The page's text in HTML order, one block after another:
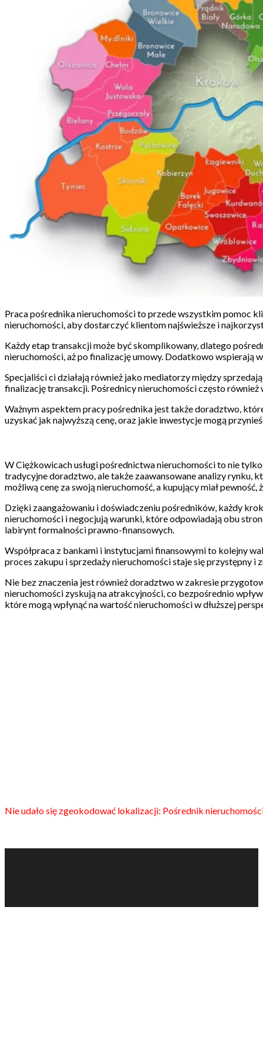
Praca pośrednika nieruchomości to przede wszystkim pomoc
nieruchomości, aby dostarczyć klientom najświeższe i
Każdy etap transakcji może być skomplikowany, dlatego
nieruchomości, aż po finalizację umowy. Dodatkowo wspierają
Specjaliści ci działają również jako mediatorzy między
finalizację transakcji. Pośrednicy nieruchomości często
Ważnym aspektem pracy pośrednika jest także doradztwo,
uzyskać jak najwyższą cenę, oraz jakie inwestycje mogą
W Ciężkowicach usługi pośrednictwa nieruchomości to nie
tradycyjne doradztwo, ale także zaawansowane analizy rynku,
możliwą cenę za swoją nieruchomość, a kupujący miał
Dzięki zaangażowaniu i doświadczeniu pośredników, każdy
nieruchomości i negocjują warunki, które odpowiadają obu
labirynt formalności prawno-finansowych.
Współpraca z bankami i instytucjami finansowymi to kolejny
proces zakupu i sprzedaży nieruchomości staje się przystępny i
Nie bez znaczenia jest również doradztwo w zakresie
nieruchomości zyskują na atrakcyjności, co bezpośrednio
które mogą wpłynąć na wartość nieruchomości w dłuższej
Nie udało się zgeokodować lokalizacji: Pośrednik